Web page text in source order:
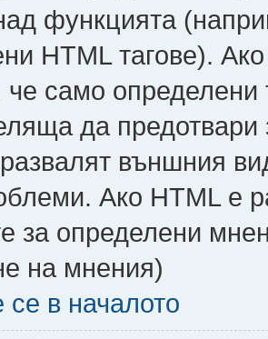
функцията
HTML тагове).
че само определени
да предотвари
външния
Ако HTML е
за определени
на мнения)
се в началото